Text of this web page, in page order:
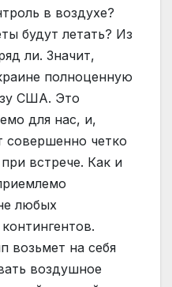
в воздухе?
будут летать? Из
ли. Значит,
полноценную
США. Это
для нас, и,
четко
встрече. Как и
любых
возьмет на себя
воздушное